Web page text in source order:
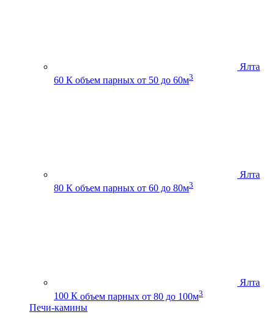
Ялта
60 К объем парных от 50 до 60м3
Ялта
80 К объем парных от 60 до 80м3
Ялта
100 К объем парных от 80 до 100м3
Печи-камины